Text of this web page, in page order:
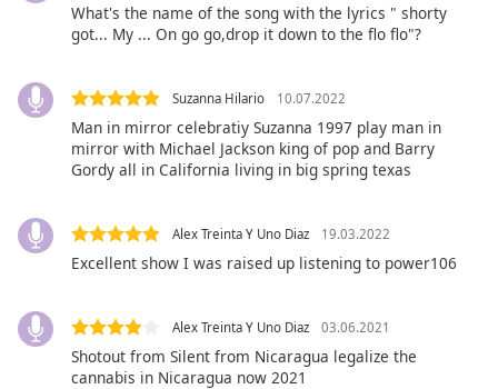
settings,
opens
subtitles
settings
off
,
selected
Track
What's the name of the song with the lyrics " shorty
got... My ... On go go,drop it down to the flo flo"?
Suzanna Hilario 10.07.2022
Man in mirror celebratiy Suzanna 1997 play man in
mirror with Michael Jackson king of pop and Barry
Gordy all in California living in big spring texas
Alex Treinta Y Uno Diaz 19.03.2022
Excellent show I was raised up listening to power106
Alex Treinta Y Uno Diaz 03.06.2021
Shotout from Silent from Nicaragua legalize the
cannabis in Nicaragua now 2021